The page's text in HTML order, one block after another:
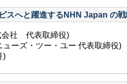
スへと躍進するNHN Japan の
会社 代表取締役)
ューズ・ツー・ユー 代表取締役)
)